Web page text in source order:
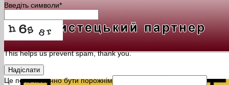
Введіть символи*
This helps us prevent spam, thank you.
Надіслати
Це поле повинно бути порожнім